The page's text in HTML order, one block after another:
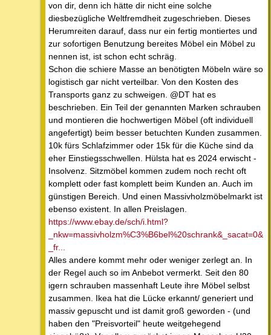
von dir, denn ich hätte dir nicht eine solche
diesbezügliche Weltfremdheit zugeschrieben. Dieses
Herumreiten darauf, dass nur ein fertig montiertes und
zur sofortigen Benutzung bereites Möbel ein Möbel zu
nennen ist, ist schon echt schräg.
Schon die schiere Masse an benötigten Möbeln wäre so
logistisch gar nicht verteilbar. Von den Kosten des
Transports ganz zu schweigen. @DT hat es
beschrieben. Ein Teil der genannten Marken schrauben
und montieren die hochwertigen Möbel (oft individuell
angefertigt) beim besser betuchten Kunden zusammen.
10k fürs Schlafzimmer oder 15k für die Küche sind da
eher Einstiegsschwellen. Hülsta hat es 2024 erwischt -
Insolvenz. Sitzmöbel kommen zudem noch recht oft
komplett oder fast komplett beim Kunden an. Auch im
günstigen Bereich. Und einen Massivholzmöbelmarkt ist
ebenso existent. In allen Preislagen.
https://www.ebay.de/sch/i.html?
_nkw=massivholzm%C3%B6bel%20schrank&_sacat=0&
_fr...
Alles andere kommt mehr oder weniger zerlegt an. In
der Regel auch so im Anbebot vermerkt. Seit den 80
igern schrauben massenhaft Leute ihre Möbel selbst
zusammen. Ikea hat die Lücke erkannt/ generiert und
massiv gepuscht und ist damit groß geworden - (und
haben den "Preisvorteil" heute weitgehegend